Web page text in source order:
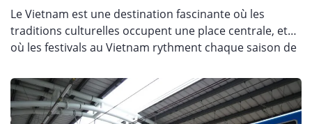
Le Vietnam est une destination fascinante où les
traditions culturelles occupent une place centrale, et
où les festivals au Vietnam rythment chaque saison de